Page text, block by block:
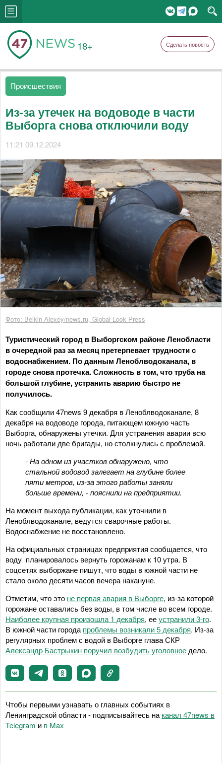
18+ Сделать новость
Происшествия
Из-за утечек на водоводе в части
Выборга снова отключили воду
11:21 09.12.2024
Фото: Belkin Alexey/news.ru, Global Look Press
Туристический город в Выборгском районе Ленобласти
в очередной раз за месяц претерпевает трудности с
водоснабжением. По данным Леноблводоканала, в
городе снова протечка. Сложность в том, что труба на
большой глубине, устранить аварию быстро не
получилось.
Как сообщили 47news 9 декабря в Леноблводоканале, 8
декабря на водоводе города, питающем южную часть
Выборга, обнаружены утечки. Для устранения аварии всю
ночь работали две бригады, но столкнулись с проблемой.
- На одном из участков обнаружено, что
стальной водовод залегает на глубине более
пяти метров, из-за этого работы заняли
больше времени, - пояснили на предприятии.
На момент выхода публикации, как уточнили в
Леноблводоканале, ведутся сварочные работы.
Водоснабжение не восстановлено.
На официальных страницах предприятия сообщается, что
воду планировалось вернуть горожанам к 10 утра. В
соцсетях выборжане пишут, что воды в южной части не
стало около десяти часов вечера накануне.
Отметим, что это не первая авария в Выборге, из-за которой
горожане оставались без воды, в том числе во всем городе.
Наиболее крупная произошла 1 декабря, ееустранили 3-го.
В южной части города проблемы возникали 5 декабря. Из-за
регулярных проблем с водой в Выборге глава СКР
Александр Бастрыкин поручил возбудить уголовное дело.
Чтобы первыми узнавать о главных событиях в
Ленинградской области - подписывайтесь на канал 47news в
Telegram и в Maх